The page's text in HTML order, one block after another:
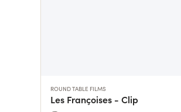
ROUND TABLE FILMS
Les Françoises - Clip